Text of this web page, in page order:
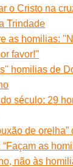
o Cristo na
Trindade
as homilias:
favor!''
homilias de
século: 29
de
as
não às